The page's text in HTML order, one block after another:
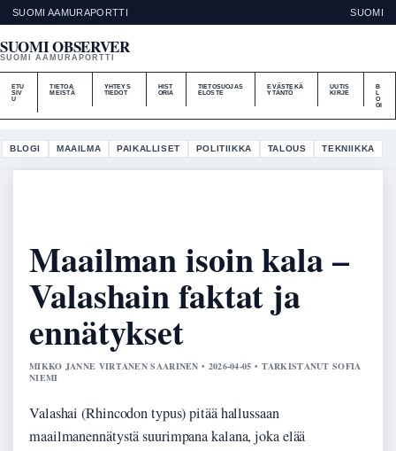
SUOMI AAMURAPORTTI SUOMI
SUOMI OBSERVER
SUOMI AAMURAPORTTI
ETU
SIV
U
TIETOA
MEISTÄ
YHTEYS
TIEDOT
HIST
ORIA
TIETOSUOJAS
ELOSTE
EVÄSTEKÄ
YTÄNTÖ
UUTIS
KIRJE
B
O
GI
BLOGI MAAILMA PAIKALLISET POLITIIKKA TALOUS TEKNIIKKA
Maailman isoin kala –
Valashain faktat ja
ennätykset
MIKKO JANNE VIRTANEN SAARINEN • 2026-04-05 • TARKISTANUT SOFIA
NIEMI
Valashai (Rhincodon typus) pitää hallussaan
maailmanennätystä suurimpana kalana, joka elää